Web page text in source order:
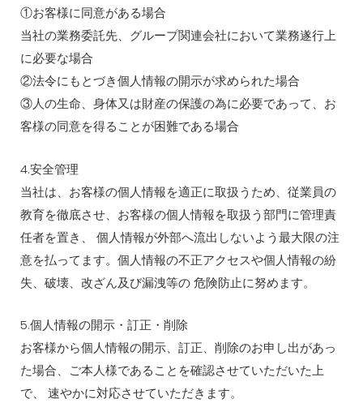
①お客様に同意がある場合
当社の業務委託先、グループ関連会社において業務遂行上
に必要な場合
②法令にもとづき個人情報の開示が求められた場合
③人の生命、身体又は財産の保護の為に必要であって、お
客様の同意を得ることが困難である場合
4.安全管理
当社は、お客様の個人情報を適正に取扱うため、従業員の
教育を徹底させ、お客様の個人情報を取扱う部門に管理責
任者を置き、 個人情報が外部へ流出しないよう最大限の注
意を払ってます。個人情報の不正アクセスや個人情報の紛
失、破壊、改ざん及び漏洩等の 危険防止に努めます。
5.個人情報の開示・訂正・削除
お客様から個人情報の開示、訂正、削除のお申し出があっ
た場合、ご本人様であることを確認させていただいた上
で、 速やかに対応させていただきます。